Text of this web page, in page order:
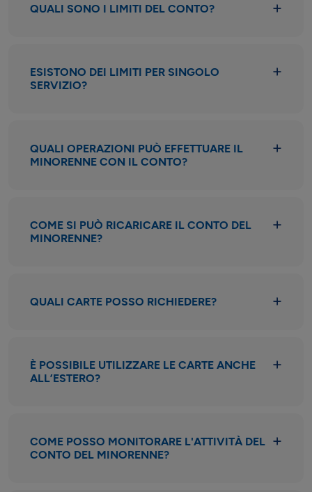
QUALI SONO I LIMITI DEL CONTO?
ESISTONO DEI LIMITI PER SINGOLO
SERVIZIO?
QUALI OPERAZIONI PUÒ EFFETTUARE IL
MINORENNE CON IL CONTO?
COME SI PUÒ RICARICARE IL CONTO DEL
MINORENNE?
QUALI CARTE POSSO RICHIEDERE?
È POSSIBILE UTILIZZARE LE CARTE ANCHE
ALL’ESTERO?
COME POSSO MONITORARE L'ATTIVITÀ DEL
CONTO DEL MINORENNE?